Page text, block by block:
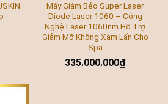
Máy Giảm Béo Super Laser
Diode Laser 1060 – Công
Nghệ Laser 1060nm Hỗ Trợ
Giảm Mỡ Không Xâm Lấn Cho
Spa
335.000.000₫